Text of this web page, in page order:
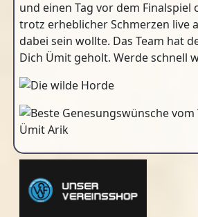
und einen Tag vor dem
trotz erheblicher Schmerzen live
dabei sein wollte. Das Team hat
Dich Ümit geholt. Werde schnell